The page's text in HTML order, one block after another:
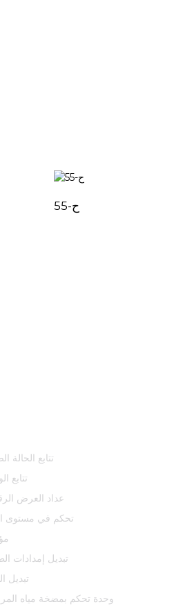
ح-55
تتابع الحالة
تتابع
عداد العرض
تحكم في مستوى
تبديل إمدادات
تبديل
وحدة تحكم بمضخة مياه